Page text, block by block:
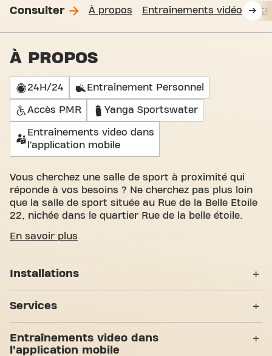
Consulter À propos Entraînements vidéo
À PROPOS
24H/24 Entraînement Personnel
Accès PMR Yanga Sportswater
Entraînements video dans
l’application mobile
Vous cherchez une salle de sport à proximité qui
réponde à vos besoins ? Ne cherchez pas plus loin
que la salle de sport située au Rue de la Belle Etoile
22, nichée dans le quartier Rue de la belle étoile.
Nous savons à quel point il est important de
d'espace d'entraînement et des entraîneurs
chaque étape. Notre salle de sport offre une grande
variété d'équipements, de séances d'entraînement
vidéo et entraînement personnel. Mais ce qui nous
distingue vraiment, c'est le sens de la communauté
que nous avons créé - un endroit où vous trouverez
En savoir plus
Installations
Douches
Services
Entraînement Personnel
Entraînements video dans
l’application mobile